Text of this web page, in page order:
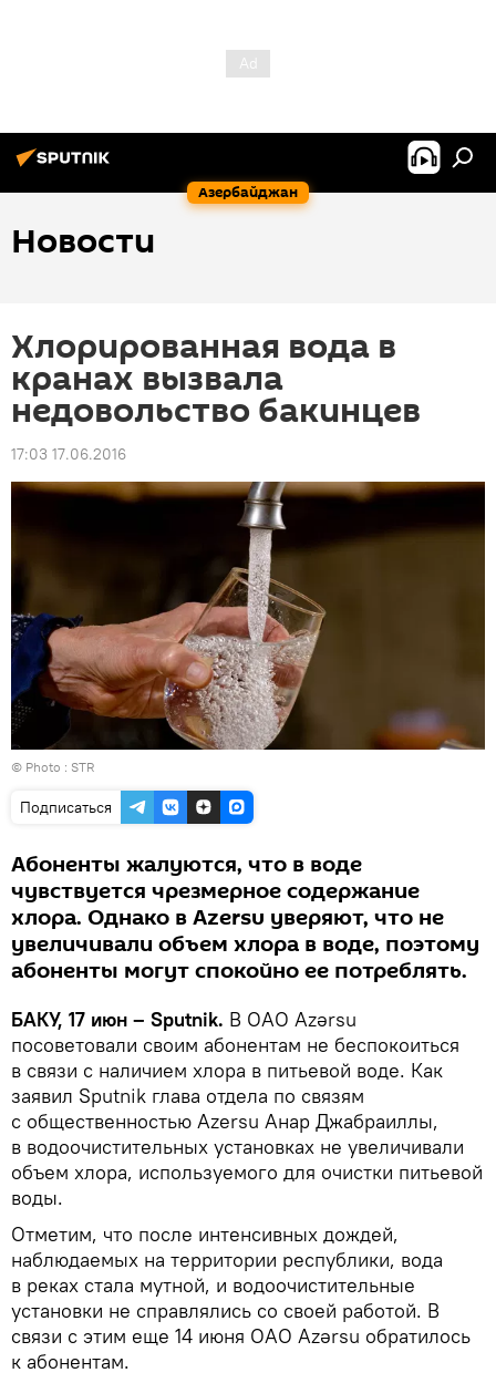
Азербайджан
Новости
Хлорированная вода в
кранах вызвала
недовольство бакинцев
17:03 17.06.2016
© Photo : STR
Подписаться
Абоненты жалуются, что в воде
чувствуется чрезмерное содержание
хлора. Однако в Azersu уверяют, что не
увеличивали объем хлора в воде, поэтому
абоненты могут спокойно ее потреблять.
БАКУ, 17 июн – Sputnik. В ОАО Azərsu
посоветовали своим абонентам не беспокоиться
в связи c наличием хлора в питьевой воде. Как
заявил Sputnik глава отдела по связям
с общественностью Azersu Анар Джабраиллы,
в водоочистительных установках не увеличивали
объем хлора, используемого для очистки питьевой
воды.
Отметим, что после интенсивных дождей,
наблюдаемых на территории республики, вода
в реках стала мутной, и водоочистительные
установки не справлялись со своей работой. В
связи с этим еще 14 июня ОАО Azərsu обратилось
к абонентам.